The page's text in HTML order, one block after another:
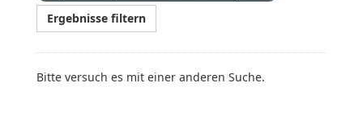
Ergebnisse filtern
Bitte versuch es mit einer anderen Suche.